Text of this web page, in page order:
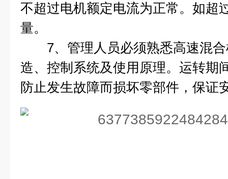
不超过电机额定电流为正常。如超
量。
7、管理人员必须熟悉高速混合
造、控制系统及使用原理。运转期
防止发生故障而损坏零部件，保证